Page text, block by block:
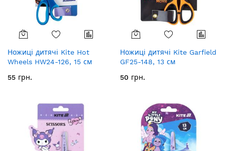
Ножиці дитячі Kite Hot
Wheels HW24-126, 15 см
55 грн.
Ножиці дитячі Kite Garfield
GF25-148, 13 см
50 грн.